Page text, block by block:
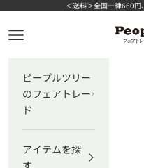
コンテンツへスキップ＜送料＞全国一律660円
ピー
メニューを開く
ピープルツリー
のフェアトレー
ド
アイテムを探
す